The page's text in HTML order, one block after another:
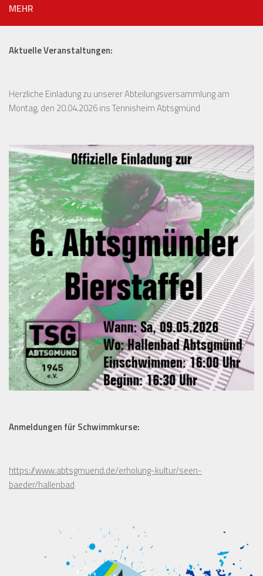
MEHR
Aktuelle Veranstaltungen:
Herzliche Einladung zu unserer Abteilungsversammlung am
Montag, den 20.04.2026 ins Tennisheim Abtsgmünd
Anmeldungen für Schwimmkurse:
https://www.abtsgmuend.de/erholung-kultur/seen-
baeder/hallenbad